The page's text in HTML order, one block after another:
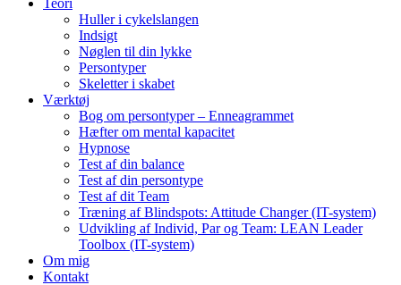
Teori
Huller i cykelslangen
Indsigt
Nøglen til din lykke
Persontyper
Skeletter i skabet
Værktøj
Bog om persontyper – Enneagrammet
Hæfter om mental kapacitet
Hypnose
Test af din balance
Test af din persontype
Test af dit Team
Træning af Blindspots: Attitude Changer (IT-system)
Udvikling af Individ, Par og Team: LEAN Leader
Toolbox (IT-system)
Om mig
Kontakt